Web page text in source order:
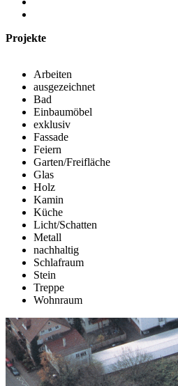
Projekte
Arbeiten
ausgezeichnet
Bad
Einbaumöbel
exklusiv
Fassade
Feiern
Garten/Freifläche
Glas
Holz
Kamin
Küche
Licht/Schatten
Metall
nachhaltig
Schlafraum
Stein
Treppe
Wohnraum